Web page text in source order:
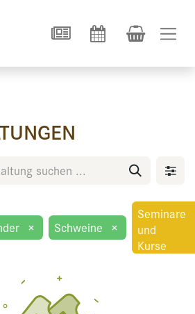
× Schweine ×
Seminare
und
Kurse